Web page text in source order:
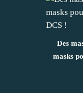
Des
masks